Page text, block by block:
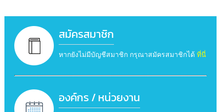
สมัครสมาชิก
หากยังไม่มีบัญชีสมาชิก กรุณาสมัครสมาชิกได้ ที่นี่
องค์กร / หน่วยงาน